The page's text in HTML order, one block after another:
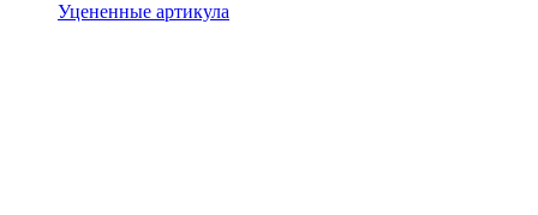
Уцененные артикула